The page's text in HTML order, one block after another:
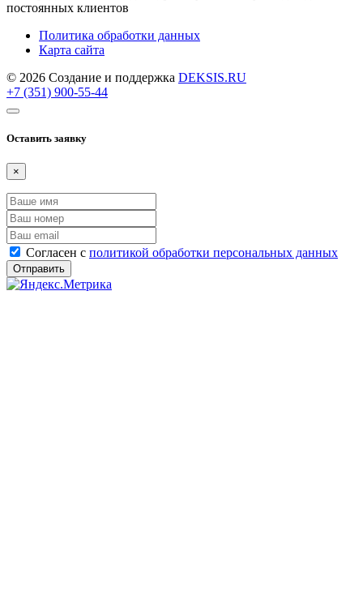
постоянных клиентов
Политика обработки данных
Карта сайта
© 2026 Создание и поддержка DEKSIS.RU
+7 (351) 900-55-44
Оставить заявку
×
Согласен с политикой обработки персональных данных
Отправить